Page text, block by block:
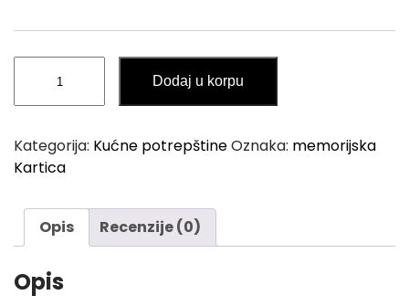
Kartica
32GB
količina
Dodaj u korpu
Kategorija: Kućne potrepštineOznaka: memorijska
Kartica
Opis Recenzije (0)
Opis